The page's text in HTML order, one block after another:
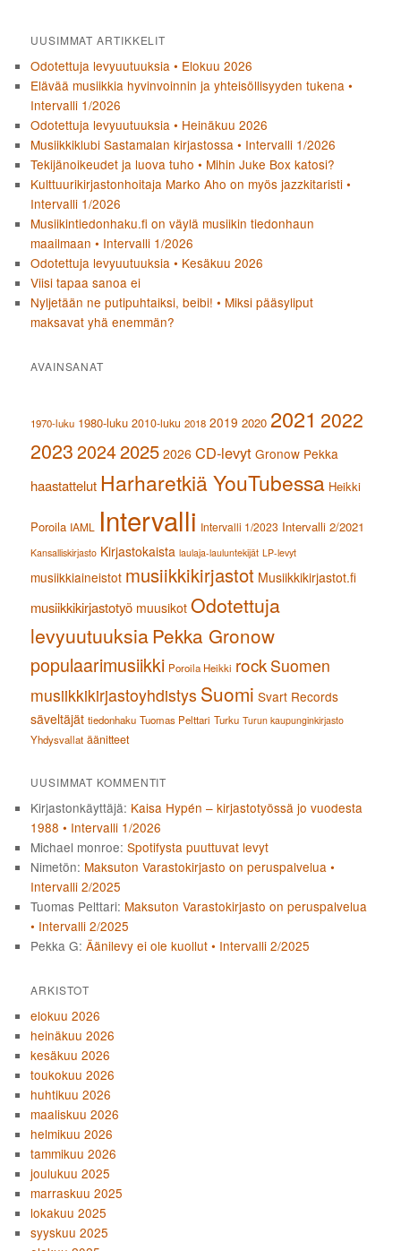
UUSIMMAT ARTIKKELIT
Odotettuja levyuutuuksia • Elokuu 2026
Elävää musiikkia hyvinvoinnin ja yhteisöllisyyden tukena •
Intervalli 1/2026
Odotettuja levyuutuuksia • Heinäkuu 2026
Musiikkiklubi Sastamalan kirjastossa • Intervalli 1/2026
Tekijänoikeudet ja luova tuho • Mihin Juke Box katosi?
Kulttuurikirjastonhoitaja Marko Aho on myös jazzkitaristi •
Intervalli 1/2026
Musiikintiedonhaku.fi on väylä musiikin tiedonhaun
maailmaan • Intervalli 1/2026
Odotettuja levyuutuuksia • Kesäkuu 2026
Viisi tapaa sanoa ei
Nyljetään ne putipuhtaiksi, beibi! • Miksi pääsyliput
maksavat yhä enemmän?
AVAINSANAT
1970-luku 1980-luku 2010-luku 2018 2019 2020 2021 2022
202320242025 2026 CD-levyt Gronow Pekka
haastattelut Harharetkiä YouTubessa Heikki
Poroila IAML Intervalli Intervalli 1/2023 Intervalli 2/2021
Kansalliskirjasto Kirjastokaista laulaja-lauluntekijät LP-levyt
musiikkiaineistot musiikkikirjastot Musiikkikirjastot.fi
musiikkikirjastotyö muusikot Odotettuja
levyuutuuksiaPekka Gronow
populaarimusiikki Poroila Heikki rock Suomen
musiikkikirjastoyhdistys Suomi Svart Records
säveltäjät tiedonhaku Tuomas Pelttari Turku Turun kaupunginkirjasto
Yhdysvallat äänitteet
UUSIMMAT KOMMENTIT
Kirjastonkäyttäjä: Kaisa Hypén – kirjastotyössä jo vuodesta
1988 • Intervalli 1/2026
Michael monroe:Spotifysta puuttuvat levyt
Nimetön: Maksuton Varastokirjasto on peruspalvelua •
Intervalli 2/2025
Tuomas Pelttari: Maksuton Varastokirjasto on peruspalvelua
• Intervalli 2/2025
Pekka G:Äänilevy ei ole kuollut • Intervalli 2/2025
ARKISTOT
elokuu 2026
heinäkuu 2026
kesäkuu 2026
toukokuu 2026
huhtikuu 2026
maaliskuu 2026
helmikuu 2026
tammikuu 2026
joulukuu 2025
marraskuu 2025
lokakuu 2025
syyskuu 2025